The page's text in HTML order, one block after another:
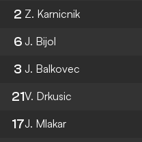
2 Z. Karnicnik
6 J. Bijol
3 J. Balkovec
21V. Drkusic
17J. Mlakar